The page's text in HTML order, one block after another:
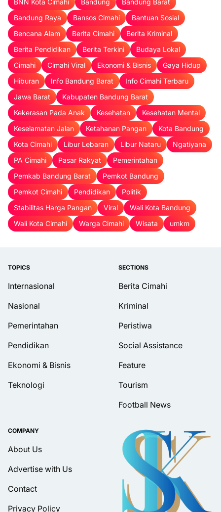
BNN Kota Cimahi
Bandung
Bandung Barat
Bandung Raya
Bansos Cimahi
Bantuan Sosial
Bencana Alam
Berita Cimahi
Berita Kriminal
Berita Pendidikan
Berita Terkini
Budaya Lokal
Cimahi
Cimahi Viral Ekonomi & Bisnis
Gaya Hidup
Hiburan
Info Bandung Barat
Info Cimahi Terbaru
Jawa Barat
Kabupaten Bandung Barat
Kekerasan Pada Anak
Kesehatan
Kesehatan Mental
Keselamatan Jalan
Ketahanan Pangan
Kota Bandung
Kota Cimahi
Libur Lebaran Libur Nataru
Ngatiyana
PA Cimahi
Pasar Rakyat
Pemerintahan
Pemkab Bandung Barat
Pemkot Bandung
Pemkot Cimahi
Pendidikan
Politik
Stabilitas Harga Pangan
Viral
Wali Kota Bandung
Wali Kota Cimahi
Warga Cimahi Wisata umkm
TOPICS
Internasional
Nasional
Pemerintahan
Pendidikan
Ekonomi & Bisnis
Teknologi
SECTIONS
Berita Cimahi
Kriminal
Peristiwa
Social Assistance
Feature
Tourism
Football News
COMPANY
About Us
Advertise with Us
Contact
Privacy Policy